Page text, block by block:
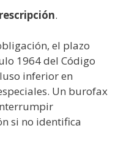
.
el plazo
1964 del Código
inferior en
Un burofax
si no identifica